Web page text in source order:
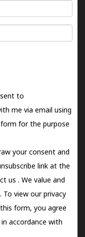
to
me via email using
for the purpose
your consent and
link at the
us . We value and
To view our privacy
form, you agree
accordance with